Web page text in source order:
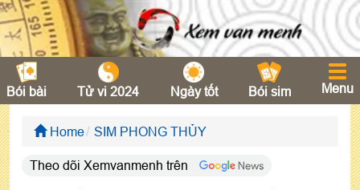
Bói bài Tử vi 2024 Ngày tốt Bói sim Menu
Home SIM PHONG THỦY
Theo dõi Xemvanmenh trên